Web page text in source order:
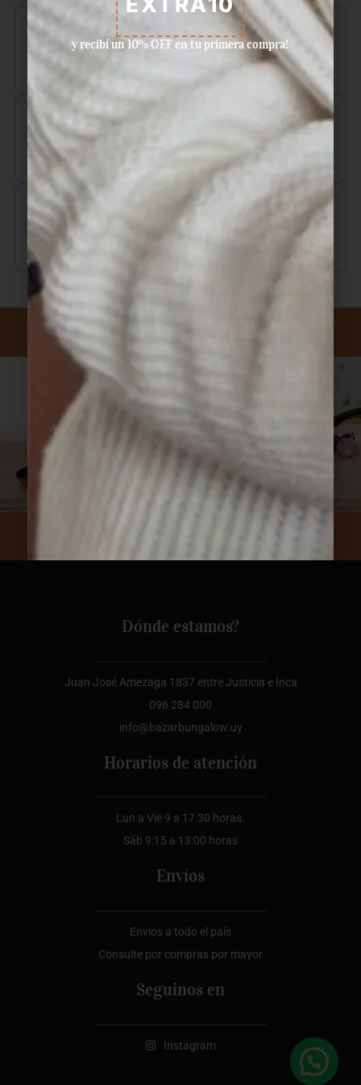
Realizamos envío gratuito a
partir de $6.000
Ventas por mayor y menor.
Suscribite a nuestro newsletter.
Dónde estamos?
Juan José Amezaga 1837 entre Justicia e Inca
096 284 000
info@bazarbungalow.uy
Horarios de atención
Lun a Vie 9 a 17:30 horas.
Sáb 9:15 a 13:00 horas
Envíos
Envios a todo el país
Consulte por compras por mayor
Seguinos en
Instagram
y recibí un 10% OFF en tu primera compra!